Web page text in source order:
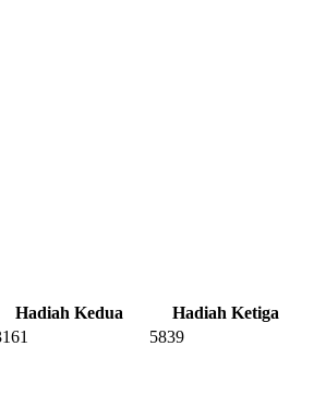
Hadiah Kedua
Hadiah Ketiga
5839